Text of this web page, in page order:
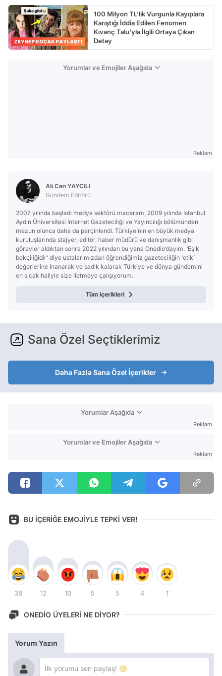
Test
100 Milyon TL'lik Vurgunla Kayıplara
Karıştığı İddia Edilen Fenomen
Kıvanç Talu'yla İlgili Ortaya Çıkan
Detay
Yorumlar ve Emojiler Aşağıda
Reklam
Ali Can YAYCILI
Gündem Editörü
2007 yılında başladı medya sektörü maceram, 2009 yılında İstanbul
Aydın Üniversitesi İnternet Gazeteciliği ve Yayıncılığı bölümünden
mezun olunca daha da perçinlendi. Türkiye’nin en büyük medya
kuruluşlarında stajyer, editör, haber müdürü ve danışmanlık gibi
görevler aldıktan sonra 2022 yılından bu yana Onedio’dayım. ‘Eşik
bekçiliğidir’ diye ustalarımızdan öğrendiğimiz gazeteciliğin ‘etik’
değerlerine inanarak ve sadık kalarak Türkiye ve dünya gündemini
en sıcak haliyle size iletmeye çalışıyorum.
Tüm içerikleri
Sana Özel Seçtiklerimiz
Daha Fazla Sana Özel İçerikler
Yorumlar Aşağıda
Reklam
Yorumlar ve Emojiler Aşağıda
Reklam
BU İÇERİĞE EMOJİYLE TEPKİ VER!
38 12 10 5 5 4 1
ONEDİO ÜYELERİ NE DİYOR?
Yorum Yazın